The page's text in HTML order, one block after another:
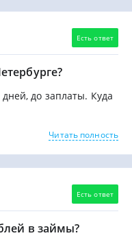
Есть ответ
до заплаты. Куда
Читать полность
Есть ответ
в займы?